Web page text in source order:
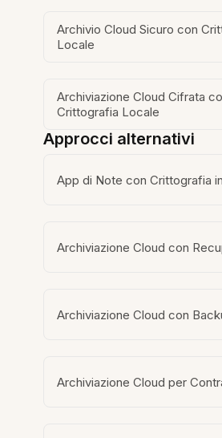
Archivio Cloud Sicuro con
Locale
Archiviazione Cloud Cifrata
Crittografia Locale
Approcci alternativi
App di Note con Crittografia
Archiviazione Cloud con
Archiviazione Cloud con
Archiviazione Cloud per